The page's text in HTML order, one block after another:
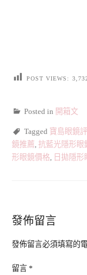
POST VIEWS:
Posted in 開箱文
Tagged 寶島眼鏡
鏡推薦 抗藍光隱形眼
形眼鏡價格 日拋隱形
發佈留言
發佈留言必須填寫的
留言 *